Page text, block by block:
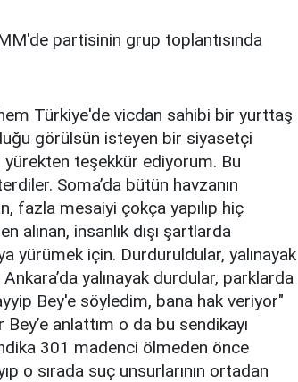
partisinin grup toplantısında
Türkiye'de vicdan sahibi bir yurttaş
görülsün isteyen bir siyasetçi
teşekkür ediyorum. Bu
Soma’da bütün havzanın
fazla mesaiyi çokça yapılıp hiç
alınan, insanlık dışı şartlarda
yürümek için. Durduruldular, yalınayak
yalınayak durdular, parklarda
Bey'e söyledim, bana hak veriyor"
anlattım o da bu sendikayı
301 madenci ölmeden önce
o sırada suç unsurlarının ortadan